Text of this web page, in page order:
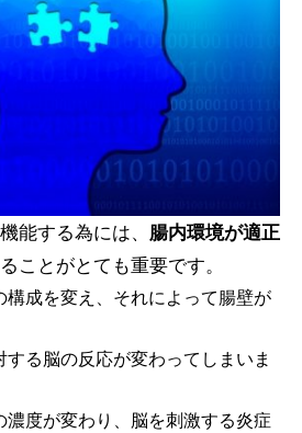
能する為には、 腸内環境が適正
ことがとても重要です。
構成を変え、それによって腸壁が
る脳の反応が変わってしまいま
度が変わり、脳を刺激する炎症